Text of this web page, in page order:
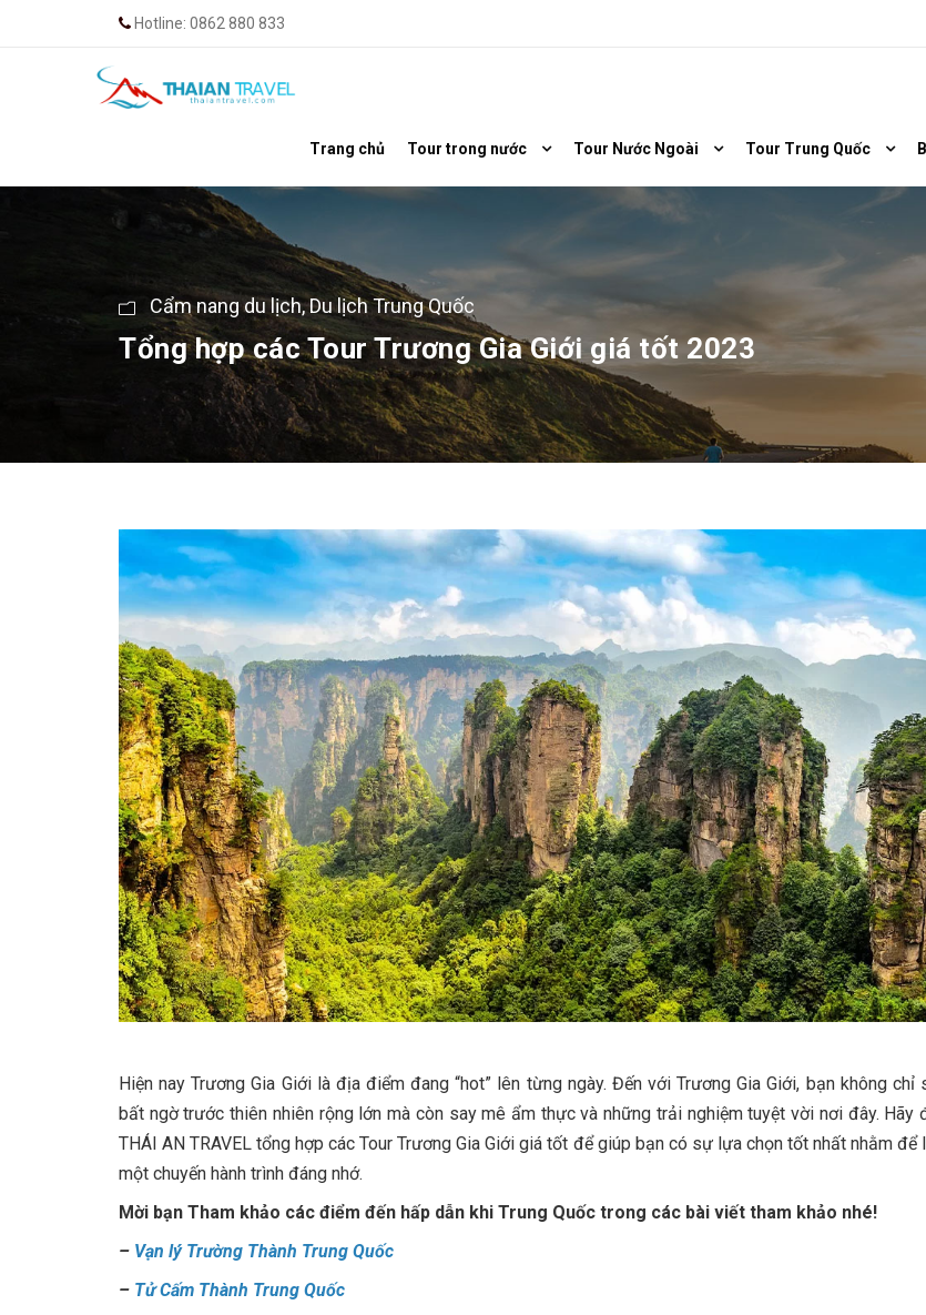
Hotline: 0862 880 833
Trang chủ Tour trong nước Tour Nước Ngoài Tour Trung Quốc
Cẩm nang du lịch,Du lịch Trung Quốc
Tổng hợp các Tour Trương Gia Giới giá tốt 2023
Hiện nay Trương Gia Giới là địa điểm đang “hot” lên từng ngày. Đến với Trương Gia Giới, bạn không chỉ
bất ngờ trước thiên nhiên rộng lớn mà còn say mê ẩm thực và những trải nghiệm tuyệt vời nơi đây. Hãy
THÁI AN TRAVEL tổng hợp các Tour Trương Gia Giới giá tốt để giúp bạn có sự lựa chọn tốt nhất nhằm để
một chuyến hành trình đáng nhớ.
Mời bạn Tham khảo các điểm đến hấp dẫn khi Trung Quốc trong các bài viết tham khảo nhé!
– Vạn lý Trường Thành Trung Quốc
– Tử Cấm Thành Trung Quốc